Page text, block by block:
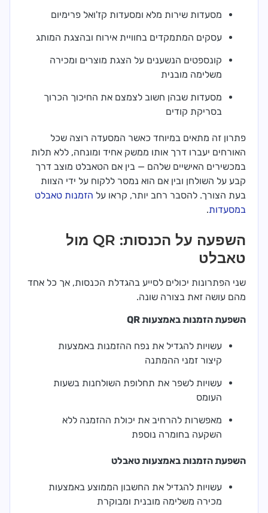
מסעדות שירות מלא ומסעדות קז'ואל פרימיום
עסקים המתמקדים בחוויית אירוח ובהצגת המותג
קונספטים הנשענים על הצגת מוצרים ומכירה
משלימה מובנית
מסעדות שבהן חשוב לצמצם את החיכוך הכרוך
בסריקת קודים
פתרון זה מתאים במיוחד כאשר המסעדה רוצה שכל
האורחים יעברו דרך אותו ממשק אחיד ומונחה, ללא תלות
במכשירים האישיים שלהם — בין אם הטאבלט מוצב דרך
קבע על השולחן ובין אם הוא נמסר ללקוח על ידי הצוות
בעת הצורך. להסבר רחב יותר, קראו על הזמנות טאבלט
במסעדות.
השפעה על הכנסות: QR מול
טאבלט
שני הפתרונות יכולים לסייע בהגדלת הכנסות, אך כל אחד
מהם עושה זאת בצורה שונה.
השפעת הזמנות באמצעות QR
עשויות להגדיל את נפח ההזמנות באמצעות
קיצור זמני ההמתנה
עשויות לשפר את תחלופת השולחנות בשעות
העומס
מאפשרות להרחיב את יכולת ההזמנה ללא
השקעה בחומרה נוספת
השפעת הזמנות באמצעות טאבלט
עשויות להגדיל את החשבון הממוצע באמצעות
מכירה משלימה מובנית ומבוקרת